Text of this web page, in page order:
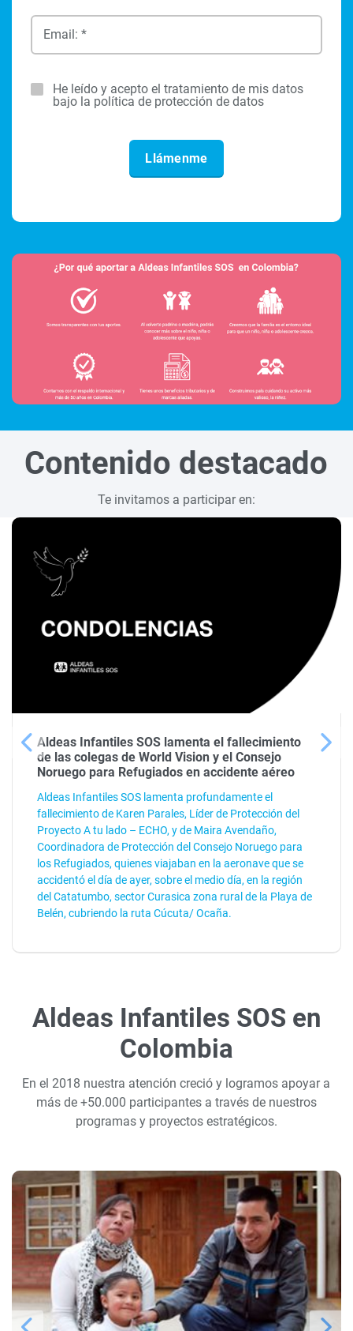
Email: *
He leído y acepto el tratamiento de mis datos
bajo la política de protección de datos
Contenido destacado
Te invitamos a participar en:
Aldeas Infantiles SOS lamenta el fallecimiento
de las colegas de World Vision y el Consejo
Noruego para Refugiados en accidente aéreo
Aldeas Infantiles SOS lamenta profundamente el
fallecimiento de Karen Parales, Líder de Protección del
Proyecto A tu lado – ECHO, y de Maira Avendaño,
Coordinadora de Protección del Consejo Noruego para
los Refugiados, quienes viajaban en la aeronave que se
accidentó el día de ayer, sobre el medio día, en la región
del Catatumbo, sector Curasica zona rural de la Playa de
Belén, cubriendo la ruta Cúcuta/ Ocaña.
Aldeas Infantiles SOS en
Colombia
En el 2018 nuestra atención creció y logramos apoyar a
más de +50.000 participantes a través de nuestros
programas y proyectos estratégicos.